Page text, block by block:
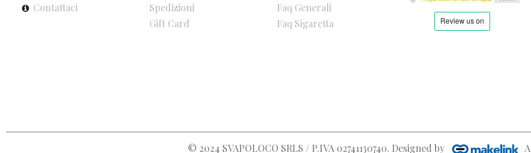
Contattaci
Spedizioni
Gift Card
Faq Generali
Faq Sigaretta
© 2024 SVAPOLOCO SRLS / P.IVA 02741130740. Designed by